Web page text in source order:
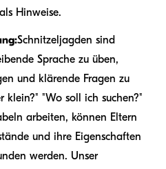
Hinweise.
Schnitzeljagden sind
Sprache zu üben,
und klärende Fragen zu
klein?" "Wo soll ich suchen?"
arbeiten, können Eltern
und ihre Eigenschaften
werden. Unser